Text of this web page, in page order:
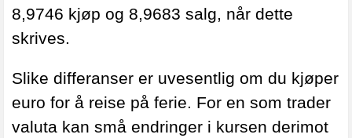
8,9746 kjøp og 8,9683 salg, når dette
skrives.
Slike differanser er uvesentlig om du kjøper
euro for å reise på ferie. For en som trader
valuta kan små endringer i kursen derimot